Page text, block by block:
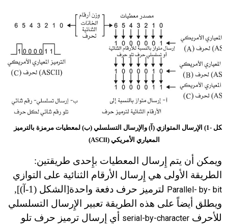
(الشكل -1) الإرسال المتوازي (آ) والإرسال التسلسلي (ب) لمعطيات مرمزة بالترميز
المعياري الأمريكي (ASCll)
ويمكن أن يتم إِرسال المعطيات بإِحدى طريقتين:
الطريقة الأولى هي إِرسال الأرقام الثنائية على التوازي
Parallel- by- bit
لترميز حرف دفعة واحدة[الشكل (1-آ)],
ويطلق أيضاً على هذه الطريقة تعبير الإِرسال التسلسلي
للأحرف serial-by-character
أي إِرسال ترميز حرف تلو